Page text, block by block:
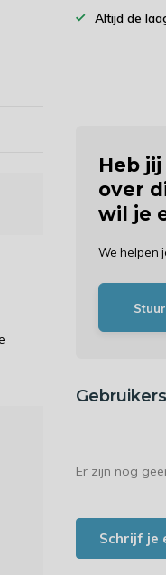
Altijd de
Heb
over
wil je
We helpen
Er zijn nog
Schrijf je